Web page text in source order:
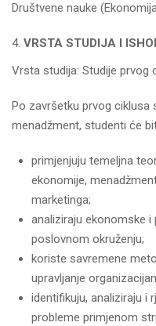
Društvene nauke
VRSTA STUDIJA I
Vrsta studija: Studije prvog
Po završetku prvog ciklusa
menadžment, studenti će
primjenjuju temeljna
ekonomije,
marketinga;
analiziraju ekonomske
poslovnom okruženju;
koriste savremene
upravljanje
identifikuju, analiziraju i
probleme primjenom